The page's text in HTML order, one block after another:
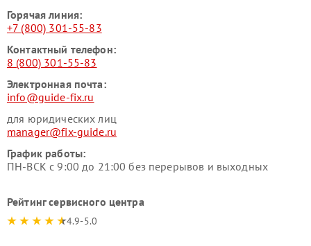
Горячая линия:
+7 (800) 301-55-83
Контактный телефон:
8 (800) 301-55-83
Электронная почта:
info@guide-fix.ru
для юридических лиц
manager@fix-guide.ru
График работы:
ПН-ВСК с 9:00 до 21:00 без перерывов и выходных
Рейтинг сервисного центра
4.9-5.0